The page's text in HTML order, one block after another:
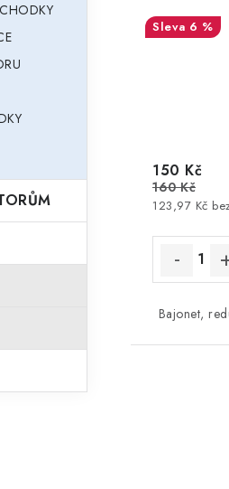
6 %
123,97 Kč
150 Kč
160 Kč
Bajonet,